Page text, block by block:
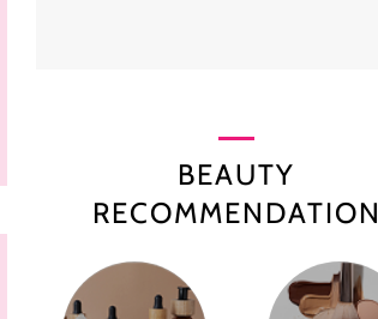
BEAUTY
RECOMMENDATION